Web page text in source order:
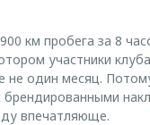
км пробега за 8
участники
не один месяц.
брендированными
впечатляюще.